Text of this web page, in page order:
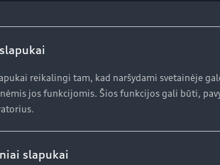
nešvarumų dalelių, jos gali
neigiamo slėgio dulkių
priklauso nuo tiekiamo oro
reikalingi tam, kad naršydami svetainėje
jos funkcijomis. Šios funkcijos gali būti,
slapukai